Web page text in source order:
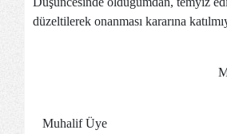
düzeltilerek onanması kararına
Muhalif Üye